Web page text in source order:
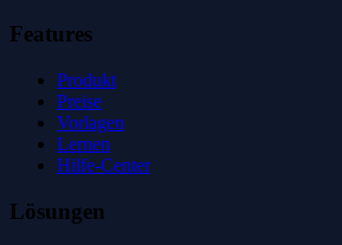
Features
Produkt
Preise
Vorlagen
Lernen
Hilfe-Center
Lösungen